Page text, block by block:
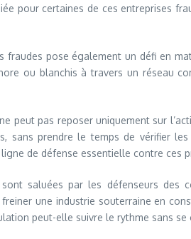
pour certaines de ces entreprises
fraudes pose également un défi en
ou blanchis à travers un réseau
peut pas reposer uniquement sur
sans prendre le temps de vérifier
de défense essentielle contre ces
saluées par les défenseurs des
une industrie souterraine en
peut-elle suivre le rythme sans